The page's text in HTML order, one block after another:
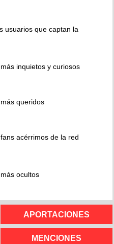
usuarios que captan la
inquietos y curiosos
queridos
acérrimos de la red
ocultos
APORTACIONES
MENCIONES